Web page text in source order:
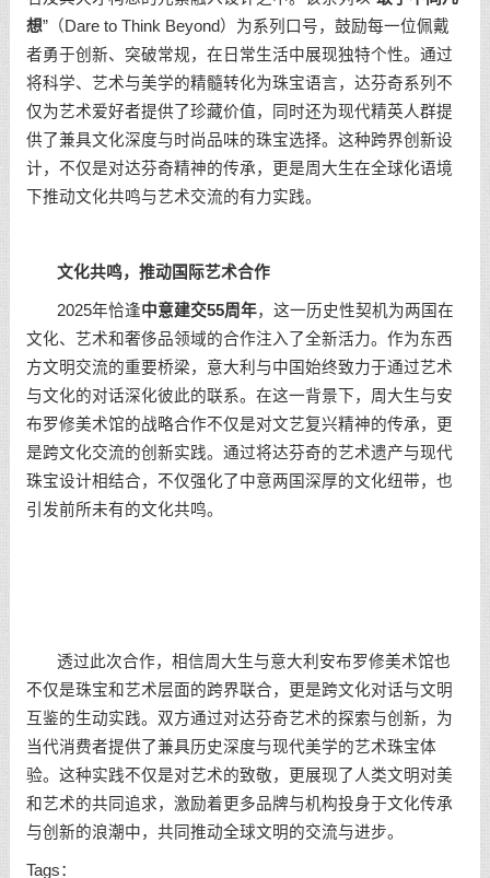
想”（Dare to Think Beyond）为系列口号，鼓励每一位佩戴
者勇于创新、突破常规，在日常生活中展现独特个性。通过
将科学、艺术与美学的精髓转化为珠宝语言，达芬奇系列不
仅为艺术爱好者提供了珍藏价值，同时还为现代精英人群提
供了兼具文化深度与时尚品味的珠宝选择。这种跨界创新设
计，不仅是对达芬奇精神的传承，更是周大生在全球化语境
下推动文化共鸣与艺术交流的有力实践。
文化共鸣，推动国际艺术合作
2025年恰逢中意建交55周年，这一历史性契机为两国在
文化、艺术和奢侈品领域的合作注入了全新活力。作为东西
方文明交流的重要桥梁，意大利与中国始终致力于通过艺术
与文化的对话深化彼此的联系。在这一背景下，周大生与安
布罗修美术馆的战略合作不仅是对文艺复兴精神的传承，更
是跨文化交流的创新实践。通过将达芬奇的艺术遗产与现代
珠宝设计相结合，不仅强化了中意两国深厚的文化纽带，也
引发前所未有的文化共鸣。
透过此次合作，相信周大生与意大利安布罗修美术馆也
不仅是珠宝和艺术层面的跨界联合，更是跨文化对话与文明
互鉴的生动实践。双方通过对达芬奇艺术的探索与创新，为
当代消费者提供了兼具历史深度与现代美学的艺术珠宝体
验。这种实践不仅是对艺术的致敬，更展现了人类文明对美
和艺术的共同追求，激励着更多品牌与机构投身于文化传承
与创新的浪潮中，共同推动全球文明的交流与进步。
Tags：